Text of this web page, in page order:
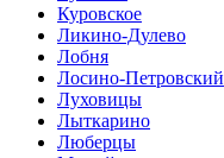
Куровское
Ликино-Дулево
Лобня
Лосино-Петровский
Луховицы
Лыткарино
Люберцы